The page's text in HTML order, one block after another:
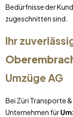
Bedürfnisse der
zugeschnitten sind.
Ihr
Umzüge AG
Bei Züri Transporte
Unternehmen für